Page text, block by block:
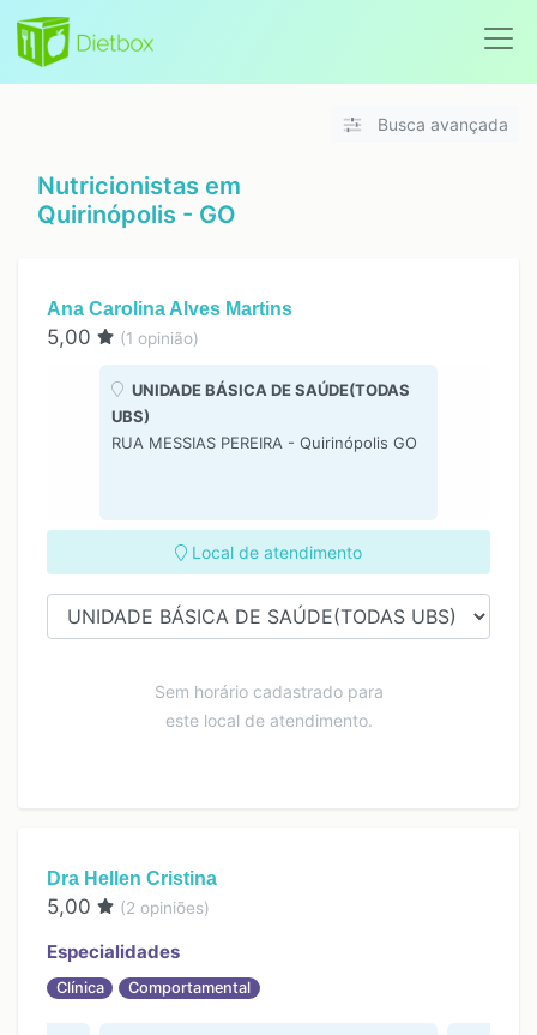
Busca avançada
Nutricionistas em
Quirinópolis - GO
Ana Carolina Alves Martins
5,00 (1 opinião)
UNIDADE BÁSICA DE SAÚDE(TODAS
UBS)
RUA MESSIAS PEREIRA - Quirinópolis GO
Local de atendimento
Sem horário cadastrado para
este local de atendimento.
Dra Hellen Cristina
5,00 (2 opiniões)
Especialidades
Clínica Comportamental